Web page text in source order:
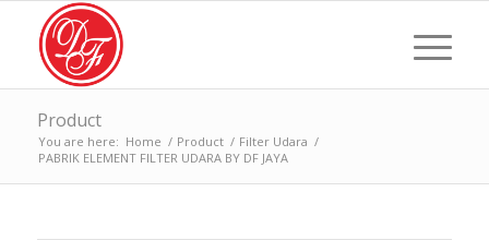
Product
You are here: Home / Product / Filter Udara /
PABRIK ELEMENT FILTER UDARA BY DF JAYA